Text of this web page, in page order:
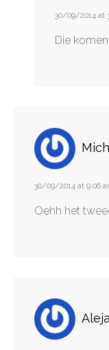
30/09/2014 at
Die
30/09/2014 at 9:06
Oehh het